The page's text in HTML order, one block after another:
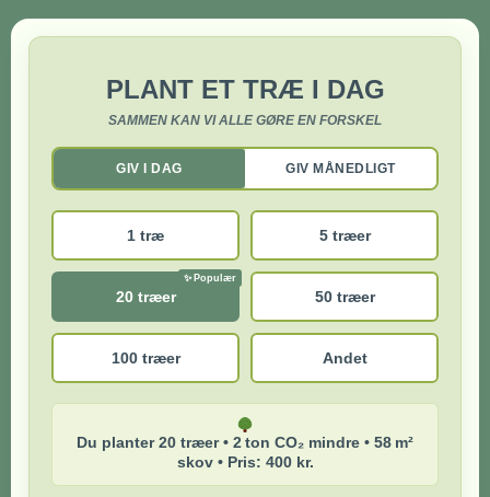
PLANT ET TRÆ I DAG
SAMMEN KAN VI ALLE GØRE EN FORSKEL
GIV I DAG GIV MÅNEDLIGT
1 træ 5 træer
20 træer 50 træer
100 træer Andet
Du planter 20 træer • 2 ton CO₂ mindre • 58 m²
skov • Pris: 400 kr.